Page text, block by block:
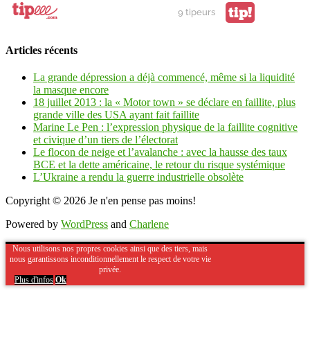
9 tipeurs tip!
Articles récents
La grande dépression a déjà commencé, même si la liquidité
la masque encore
18 juillet 2013 : la « Motor town » se déclare en faillite, plus
grande ville des USA ayant fait faillite
Marine Le Pen : l’expression physique de la faillite cognitive
et civique d’un tiers de l’électorat
Le flocon de neige et l’avalanche : avec la hausse des taux
BCE et la dette américaine, le retour du risque systémique
L’Ukraine a rendu la guerre industrielle obsolète
Copyright © 2026 Je n'en pense pas moins!
Powered by WordPress and Charlene
Nous utilisons nos propres cookies ainsi que des tiers, mais
nous garantissons inconditionnellement le respect de votre vie
privée.
Plus d'infos Ok